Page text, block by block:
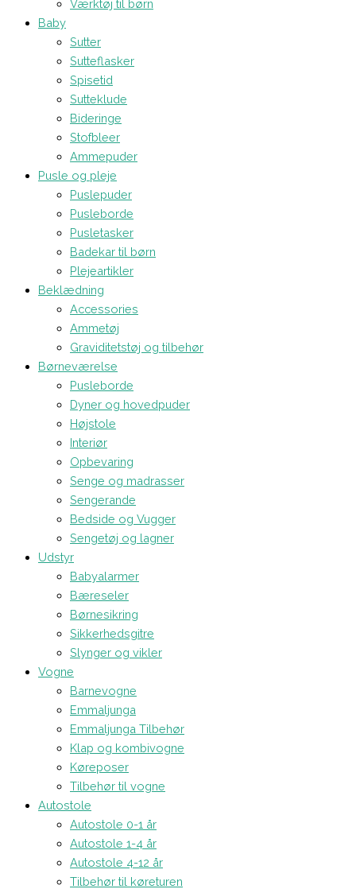
Værktøj til børn
Baby
Sutter
Sutteflasker
Spisetid
Sutteklude
Bideringe
Stofbleer
Ammepuder
Pusle og pleje
Puslepuder
Pusleborde
Pusletasker
Badekar til børn
Plejeartikler
Beklædning
Accessories
Ammetøj
Graviditetstøj og tilbehør
Børneværelse
Pusleborde
Dyner og hovedpuder
Højstole
Interiør
Opbevaring
Senge og madrasser
Sengerande
Bedside og Vugger
Sengetøj og lagner
Udstyr
Babyalarmer
Bæreseler
Børnesikring
Sikkerhedsgitre
Slynger og vikler
Vogne
Barnevogne
Emmaljunga
Emmaljunga Tilbehør
Klap og kombivogne
Køreposer
Tilbehør til vogne
Autostole
Autostole 0-1 år
Autostole 1-4 år
Autostole 4-12 år
Tilbehør til køreturen